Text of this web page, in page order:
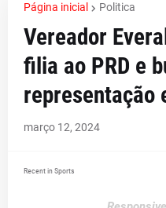
Página inicial Politica
Vereador
filia ao PRD e
representação
março 12, 2024
Recent in Sports